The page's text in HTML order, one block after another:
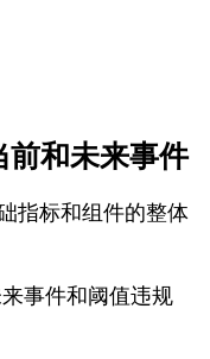
和未来事件
指标和组件的整体
事件和阈值违规